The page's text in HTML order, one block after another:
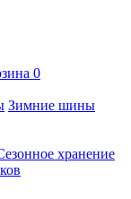
0
Зимние шины
хранение